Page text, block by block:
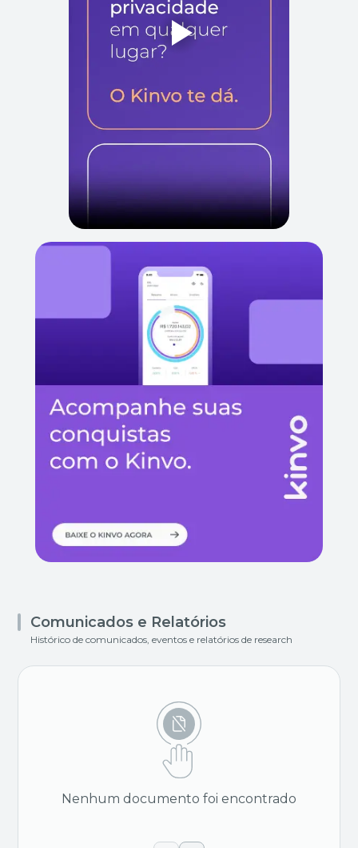
Comunicados e Relatórios
Histórico de comunicados, eventos e relatórios de research
Nenhum documento foi encontrado